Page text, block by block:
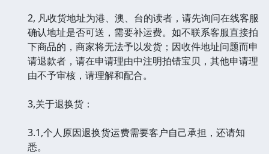
2, 凡收货地址为港、澳、台的读者，请先询问在线客服
确认地址是否可送，需要补运费。如不联系客服直接拍
下商品的，商家将无法予以发货；因收件地址问题而申
请退款者，请在申请理由中注明拍错宝贝，其他申请理
由不予审核，请理解和配合。
3,关于退换货：
3.1,个人原因退换货运费需要客户自己承担，还请知
悉。